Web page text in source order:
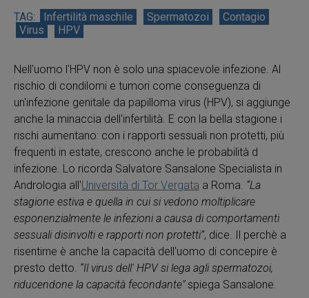
Infertilità maschile Spermatozoi
Contagio
Virus
HPV
Nell'uomo l'HPV non è solo una spiacevole infezione. Al
rischio di condilomi e tumori come conseguenza di
un'infezione genitale da papilloma virus (HPV), si aggiunge
anche la minaccia dell'infertilità. E con la bella stagione i
rischi aumentano: con i rapporti sessuali non protetti, più
frequenti in estate, crescono anche le probabilità d
infezione. Lo ricorda Salvatore Sansalone Specialista in
Andrologia all'Università di Tor Vergata a Roma. “La
stagione estiva e quella in cui si vedono moltiplicare
esponenzialmente le infezioni a causa di comportamenti
sessuali disinvolti e rapporti non protetti”, dice. Il perchè a
risentirne è anche la capacità dell'uomo di concepire è
presto detto. “Il virus dell' HPV si lega agli spermatozoi,
riducendone la capacità fecondante"spiega Sansalone.